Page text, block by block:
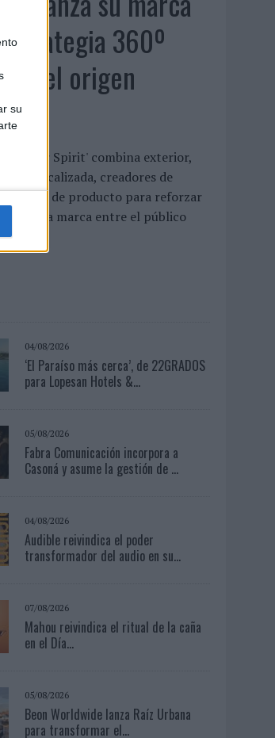
su
360º
en el origen
Your Spirit' combina exterior,
geolocalizada, creadores de
de producto para reforzar
de la marca entre el público
04/08/2026
‘El Paraíso más cerca’, de 22GRADOS
para Lopesan Hotels &...
05/08/2026
Fabra Comunicación incorpora a
Casoná y asume la gestión de ...
04/08/2026
Audible reivindica el poder
transformador del audio en su...
07/08/2026
Mahou reivindica el ritual de la caña
en el Día...
05/08/2026
Beon Worldwide lanza Raíz Urbana
para transformar el...